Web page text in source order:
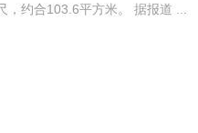
关人士，上月通过买方公司S&J HKAPT LIMITED，以尺价2万2870元购入湾仔会景阁一伙高层两房单位，实用面积1115平方英尺，约合103.6平方米。 据报道 ...